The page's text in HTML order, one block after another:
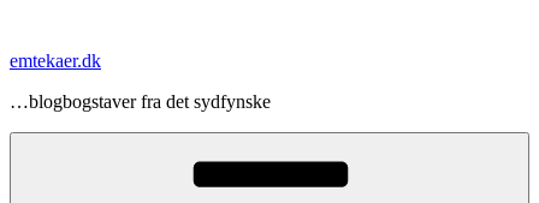
indhold
emtekaer.dk
…blogbogstaver fra det sydfynske